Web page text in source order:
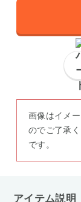
画像はイメ
のでご了承
です。
アイテム説明